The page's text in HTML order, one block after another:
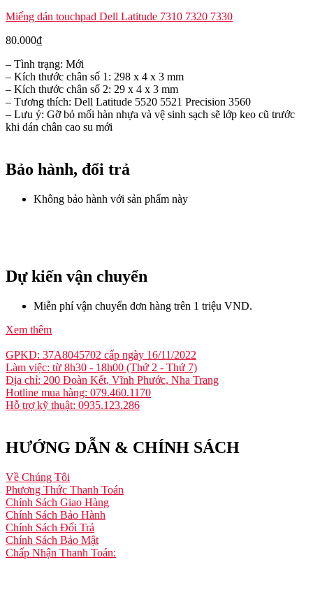
Miếng dán touchpad Dell Latitude 7310 7320 7330
80.000₫
– Tình trạng: Mới
– Kích thước chân số 1: 298 x 4 x 3 mm
– Kích thước chân số 2: 29 x 4 x 3 mm
– Tương thích: Dell Latitude 5520 5521 Precision 3560
– Lưu ý: Gỡ bỏ mối hàn nhựa và vệ sinh sạch sẽ lớp keo cũ trước
khi dán chân cao su mới
Bảo hành, đổi trả
Không bảo hành với sản phẩm này
Dự kiến vận chuyển
Miễn phí vận chuyển đơn hàng trên 1 triệu VND.
Xem thêm
GPKD: 37A8045702 cấp ngày 16/11/2022
Làm việc: từ 8h30 - 18h00 (Thứ 2 - Thứ 7)
Địa chỉ: 200 Đoàn Kết, Vĩnh Phước, Nha Trang
Hotline mua hàng: 079.460.1170
Hỗ trợ kỹ thuật: 0935.123.286
HƯỚNG DẪN & CHÍNH SÁCH
Về Chúng Tôi
Phương Thức Thanh Toán
Chính Sách Giao Hàng
Chính Sách Bảo Hành
Chính Sách Đổi Trả
Chính Sách Bảo Mật
Chấp Nhận Thanh Toán: